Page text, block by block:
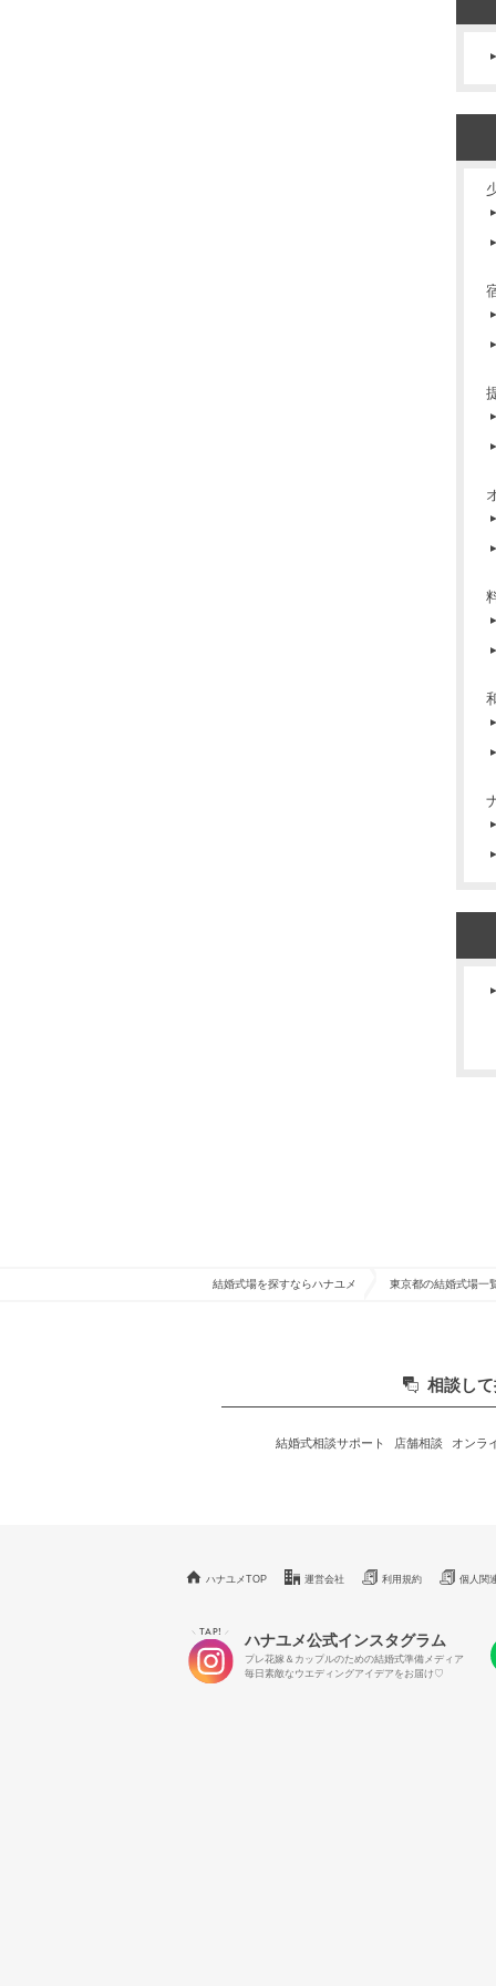
結婚式場を探すならハナユメ 東京都の結婚式場一
相談し
結婚式相談サポート 店舗相談 オンラ
ハナユメTOP 運営会社 利用規約 個人関
＼ TAP! ／ ハナユメ公式インスタグラム
プレ花嫁＆カップルのための結婚式準備メディア
毎日素敵なウエディングアイデアをお届け♡